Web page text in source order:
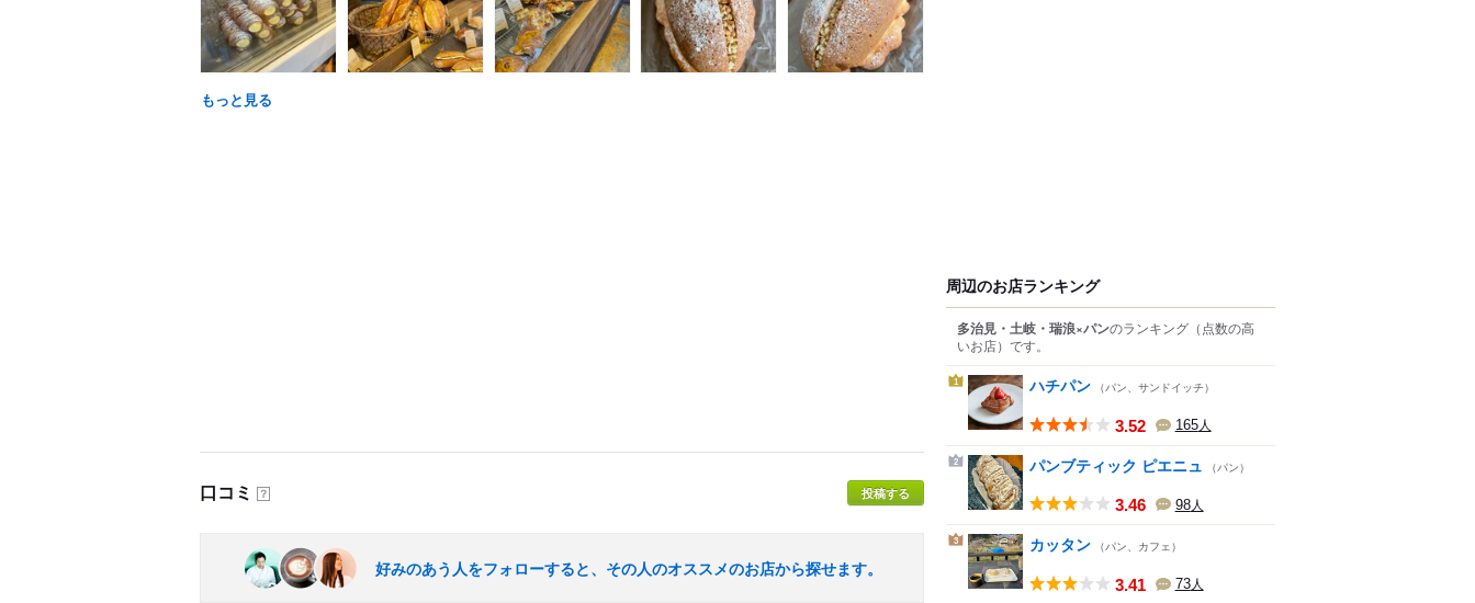
もっと見る
口コミ ？ 投稿する
好みのあう人をフォローすると、その人のオススメのお店から探せます。
周辺のお店ランキング
多治見・土岐・瑞浪×パンのランキング （点数の高
いお店） です。
1 ハチパン （パン、サンドイッチ）
3.52 165人
2 パンブティック ピエニュ （パン）
3.46 98人
3 カッタン （パン、カフェ）
3.41 73人